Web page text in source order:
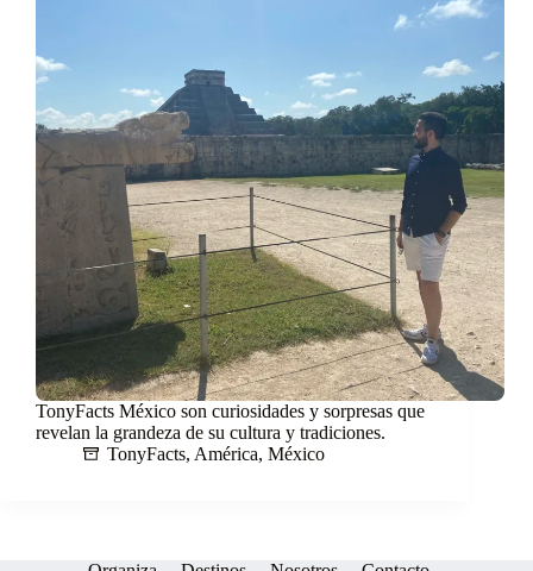
TonyFacts México son curiosidades y sorpresas que
revelan la grandeza de su cultura y tradiciones.
TonyFacts, América, México